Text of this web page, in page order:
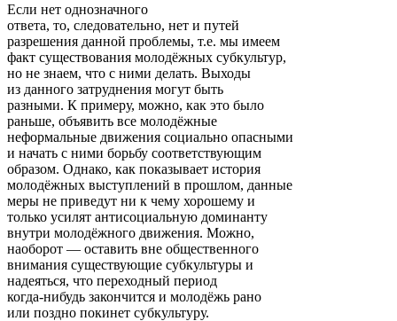
Если нет однозначного
ответа, то, следовательно, нет и путей
разрешения данной проблемы, т.е. мы имеем
факт существования молодёжных субкультур,
но не знаем, что с ними делать. Выходы
из данного затруднения могут быть
разными. К примеру, можно, как это было
раньше, объявить все молодёжные
неформальные движения социально опасными
и начать с ними борьбу соответствующим
образом. Однако, как показывает история
молодёжных выступлений в прошлом, данные
меры не приведут ни к чему хорошему и
только усилят антисоциальную доминанту
внутри молодёжного движения. Можно,
наоборот — оставить вне общественного
внимания существующие субкультуры и
надеяться, что переходный период
когда-нибудь закончится и молодёжь рано
или поздно покинет субкультуру.